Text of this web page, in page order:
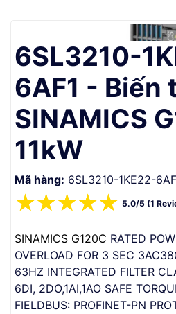
6SL3210-
6AF1 - Biến
SINAMICS
11kW
Mã hàng: 6SL3210-1KE22-
☆
☆
☆
☆
☆ 5.0/5 (1
SINAMICS G120C RATED
OVERLOAD FOR 3 SEC
63HZ INTEGRATED FILTER
6DI, 2DO,1AI,1AO SAFE
FIELDBUS: PROFINET-PN